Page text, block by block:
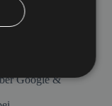
Mitteilung
Presse –
gewichtet
Google &